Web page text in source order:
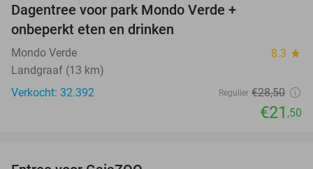
Dagentree voor park Mondo Verde +
onbeperkt eten en drinken
Mondo Verde 8.3 star
Landgraaf (13 km)
Verkocht: 32.392
Regulier €28,50
€21 ,50